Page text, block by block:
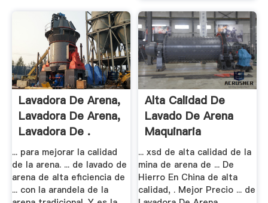
Lavadora De Arena,
Lavadora De Arena,
Lavadora De .
... para mejorar la calidad
de la arena. ... de lavado de
arena de alta eficiencia de
... con la arandela de la
Alta Calidad De
Lavado De Arena
Maquinaria
... xsd de alta calidad de la
mina de arena de ... De
Hierro En China de alta
calidad, . Mejor Precio ... de